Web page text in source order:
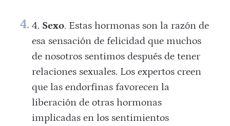
Sexo. Estas hormonas son la razón de
esa sensación de felicidad que muchos
de nosotros sentimos después de tener
relaciones sexuales. Los expertos creen
que las endorfinas favorecen la
liberación de otras hormonas
implicadas en los sentimientos